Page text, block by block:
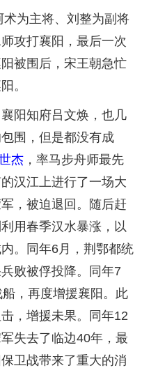
为主将、刘整为副将
攻打襄阳，最后一次
被围后，宋王朝急忙
。
阳知府吕文焕，也几
围，但是都没有成
杰 ，率马步舟师最先
汉江上进行了一场大
，被迫退回。随后赶
用春季汉水暴涨，以
。同年6月，荆鄂都统
败被俘投降。同年7
，再度增援襄阳。此
，增援未果。同年12
失去了临边40年，最
卫战带来了重大的消